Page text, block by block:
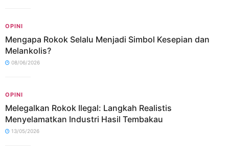
OPINI
Mengapa Rokok Selalu Menjadi Simbol Kesepian dan
Melankolis?
08/06/2026
OPINI
Melegalkan Rokok Ilegal: Langkah Realistis
Menyelamatkan Industri Hasil Tembakau
13/05/2026